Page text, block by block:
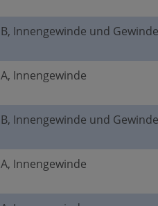
B, Innengewinde und
A, Innengewinde
B, Innengewinde und
A, Innengewinde